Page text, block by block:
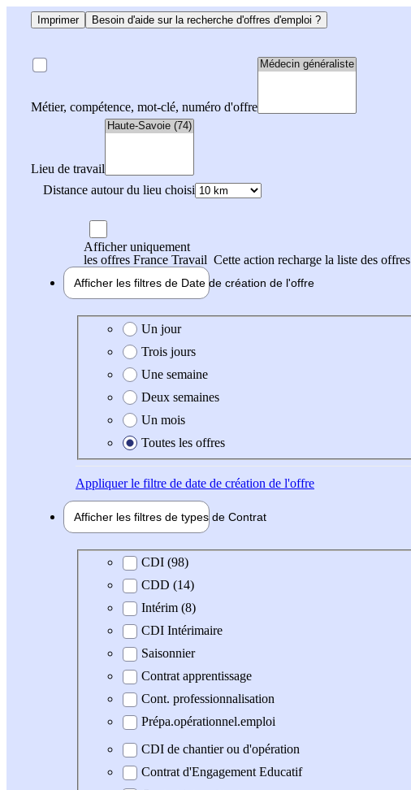
Imprimer Besoin d'aide sur la recherche d'offres d'emploi ?
Métier, compétence, mot-clé, numéro d'offre
Lieu de travail
Distance autour du lieu choisi
Afficher uniquement
les offres France Travail Cette action recharge la liste des offres
Afficher les filtres de Date de création de l'offre
Date de création de l'offre
Un jour
Trois jours
Une semaine
Deux semaines
Un mois
Toutes les offres
Appliquerle filtre de date de création de l'offre
Afficher les filtres de types de Contrat
Type de contratCDI (98)
CDD (14)
Intérim (8)
CDI Intérimaire
Saisonnier
Contrat apprentissage
Cont. professionnalisation
Prépa.opérationnel.emploi
CDI de chantier ou d'opération
Contrat d'Engagement Educatif